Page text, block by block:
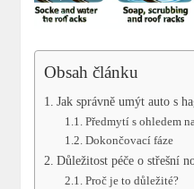
Obsah článku
Jak správně umýt auto s
Předmytí s ohledem
Dokončovací fáze
Důležitost péče o střešní
Proč je to důležité?